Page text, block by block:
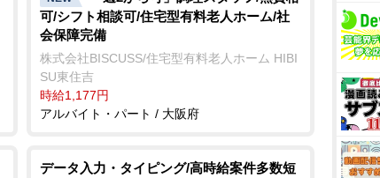
可/シフト相談可/住宅型有料老人ホーム/社
会保障完備
株式会社BISCUSS/住宅型有料老人ホーム HIBI
SU東住吉
時給1,177円
アルバイト・パート / 大阪府
データ入力・タイピング/高時給案件多数短